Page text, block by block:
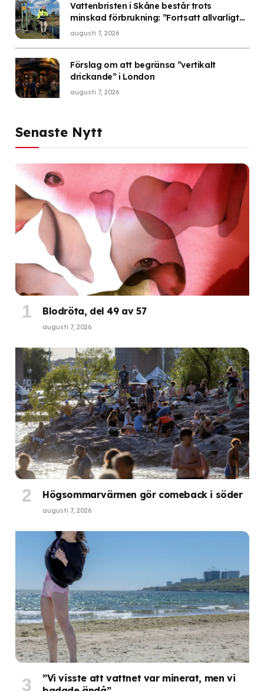
Vattenbristen i Skåne består trots
minskad förbrukning: ”Fortsatt allvarligt
läge”
augusti 7, 2026
Förslag om att begränsa ”vertikalt
drickande” i London
augusti 7, 2026
Senaste Nytt
Blodröta, del 49 av 57
augusti 7, 2026
Högsommarvärmen gör comeback i söder
augusti 7, 2026
”Vi visste att vattnet var minerat, men vi